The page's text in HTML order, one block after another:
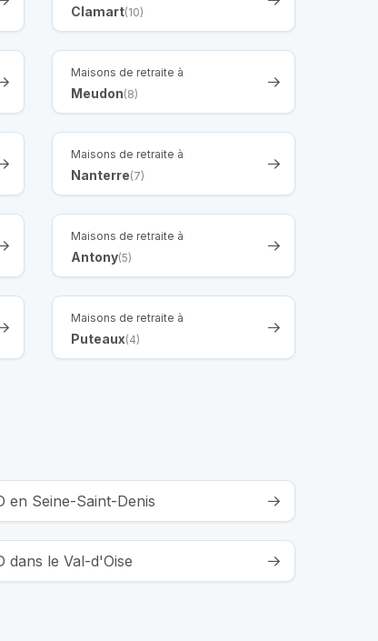
Clamart(10)
Maisons de retraite à
Meudon(8)
Maisons de retraite à
Nanterre(7)
Maisons de retraite à
Antony(5)
Maisons de retraite à
Puteaux(4)
en Seine-Saint-Denis
dans le Val-d'Oise